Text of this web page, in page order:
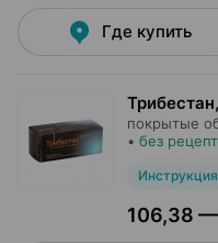
Где купить
покрытые
• без
Инструкция
106,38 —